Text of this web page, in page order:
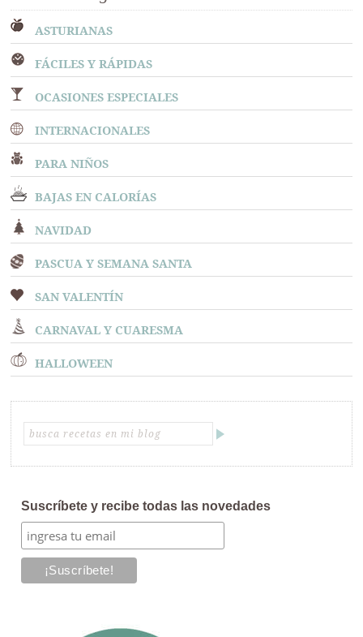
ASTURIANAS
FÁCILES Y RÁPIDAS
OCASIONES ESPECIALES
INTERNACIONALES
PARA NIÑOS
BAJAS EN CALORÍAS
NAVIDAD
PASCUA Y SEMANA SANTA
SAN VALENTÍN
CARNAVAL Y CUARESMA
HALLOWEEN
Suscríbete y recibe todas las novedades